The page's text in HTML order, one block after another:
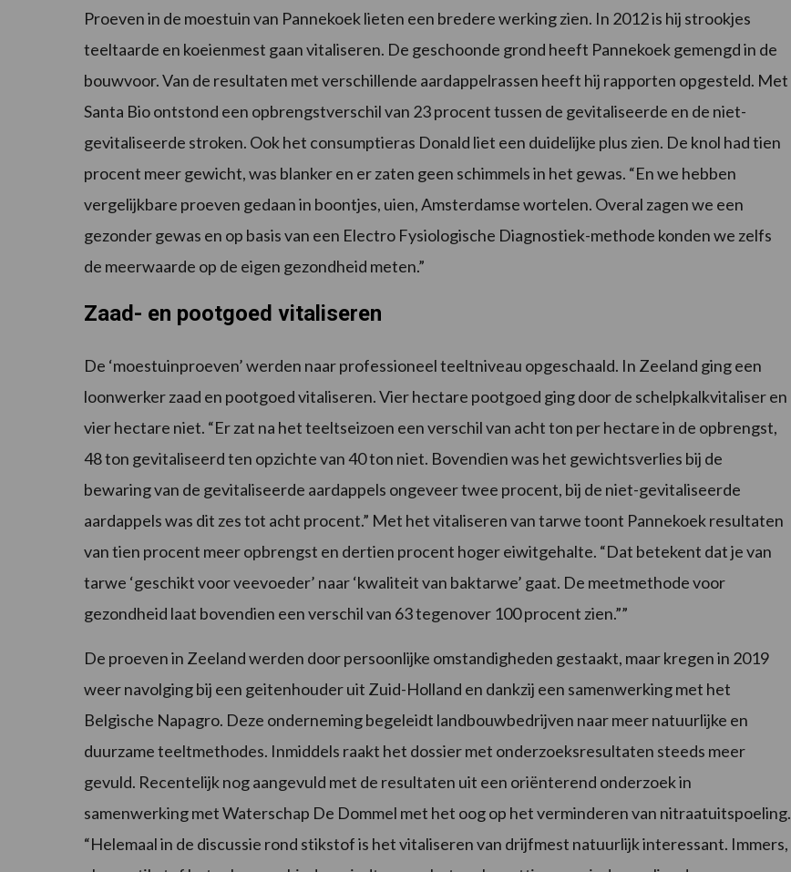
Proeven in de moestuin van Pannekoek lieten een bredere werking zien. In 2012 is hij strookjes
teeltaarde en koeienmest gaan vitaliseren. De geschoonde grond heeft Pannekoek gemengd in de
bouwvoor. Van de resultaten met verschillende aardappelrassen heeft hij rapporten opgesteld. Met
Santa Bio ontstond een opbrengstverschil van 23 procent tussen de gevitaliseerde en de niet-
gevitaliseerde stroken. Ook het consumptieras Donald liet een duidelijke plus zien. De knol had tien
procent meer gewicht, was blanker en er zaten geen schimmels in het gewas. “En we hebben
vergelijkbare proeven gedaan in boontjes, uien, Amsterdamse wortelen. Overal zagen we een
gezonder gewas en op basis van een Electro Fysiologische Diagnostiek-methode konden we zelfs
de meerwaarde op de eigen gezondheid meten.”
Zaad- en pootgoed vitaliseren
De ‘moestuinproeven’ werden naar professioneel teeltniveau opgeschaald. In Zeeland ging een
loonwerker zaad en pootgoed vitaliseren. Vier hectare pootgoed ging door de schelpkalkvitaliser en
vier hectare niet. “Er zat na het teeltseizoen een verschil van acht ton per hectare in de opbrengst,
48 ton gevitaliseerd ten opzichte van 40 ton niet. Bovendien was het gewichtsverlies bij de
bewaring van de gevitaliseerde aardappels ongeveer twee procent, bij de niet-gevitaliseerde
aardappels was dit zes tot acht procent.” Met het vitaliseren van tarwe toont Pannekoek resultaten
van tien procent meer opbrengst en dertien procent hoger eiwitgehalte. “Dat betekent dat je van
tarwe ‘geschikt voor veevoeder’ naar ‘kwaliteit van baktarwe’ gaat. De meetmethode voor
gezondheid laat bovendien een verschil van 63 tegenover 100 procent zien.””
De proeven in Zeeland werden door persoonlijke omstandigheden gestaakt, maar kregen in 2019
weer navolging bij een geitenhouder uit Zuid-Holland en dankzij een samenwerking met het
Belgische Napagro. Deze onderneming begeleidt landbouwbedrijven naar meer natuurlijke en
duurzame teeltmethodes. Inmiddels raakt het dossier met onderzoeksresultaten steeds meer
gevuld. Recentelijk nog aangevuld met de resultaten uit een oriënterend onderzoek in
samenwerking met Waterschap De Dommel met het oog op het verminderen van nitraatuitspoeling.
“Helemaal in de discussie rond stikstof is het vitaliseren van drijfmest natuurlijk interessant. Immers,